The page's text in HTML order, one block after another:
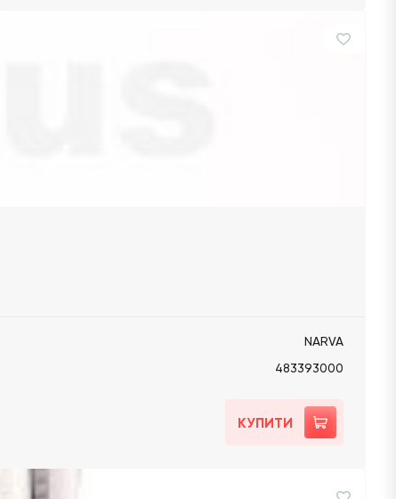
NARVA
483393000
КУПИТИ